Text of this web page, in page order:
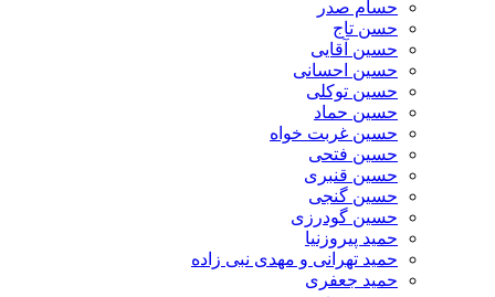
حسام صدر
حسن تاج
حسین آقایی
حسین احسانی
حسین توکلی
حسین حماد
حسین غربت خواه
حسین فتحی
حسین قنبری
حسین گنجی
حسین گودرزی
حمید پیروزنیا
حمید تهرانی و مهدی نبی زاده
حمید جعفری